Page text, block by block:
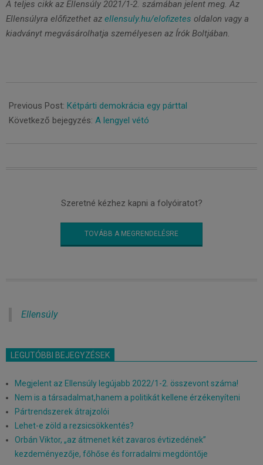
A teljes cikk az Ellensúly 2021/1-2. számában jelent meg. Az
Ellensúlyra előfizethet az ellensuly.hu/elofizetes oldalon vagy a
kiadványt megvásárolhatja személyesen az Írók Boltjában.
07-
29
Previous Post: Kétpárti demokrácia egy párttal
Következő bejegyzés: A lengyel vétó
Szeretné kézhez kapni a folyóiratot?
TOVÁBB A MEGRENDELÉSRE
Ellensúly
LEGUTÓBBI BEJEGYZÉSEK
Megjelent az Ellensúly legújabb 2022/1-2. összevont száma!
Nem is a társadalmat,hanem a politikát kellene érzékenyíteni
Pártrendszerek átrajzolói
Lehet-e zöld a rezsicsökkentés?
Orbán Viktor, „az átmenet két zavaros évtizedének”
kezdeményezője, főhőse és forradalmi megdöntője